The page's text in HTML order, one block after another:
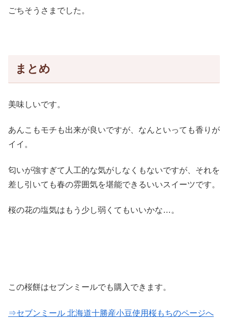
ごちそうさまでした。
まとめ
美味しいです。
あんこもモチも出来が良いですが、なんといっても香りが
イイ。
匂いが強すぎて人工的な気がしなくもないですが、それを
差し引いても春の雰囲気を堪能できるいいスイーツです。
桜の花の塩気はもう少し弱くてもいいかな…。
この桜餅はセブンミールでも購入できます。
⇒セブンミール 北海道十勝産小豆使用桜もちのページへ